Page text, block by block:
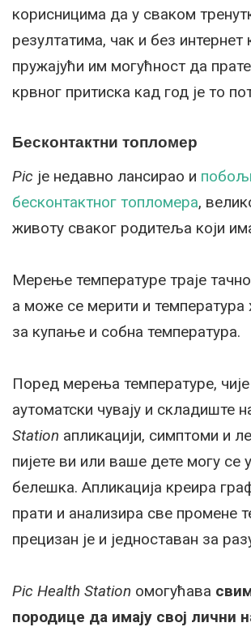
корисницима да у сваком
резултатима, чак и без интернет
пружајући им могућност да
крвног притиска кад год је то
Бесконтактни топломер
Pic је недавно лансирао и
бесконтактног топломера,
животу сваког родитеља који
Mерење температуре траје
a може се мерити и температура
за купање и собна температура.
Поред мерења температуре,
аутоматски чувају и складиште
Station апликацији, симптоми и
пијете ви или ваше дете могу се
белешка. Апликација креира
прати и анализира све промене
прецизан је и једноставан за
Pic Health Station омогућава
породице да имају свој лични